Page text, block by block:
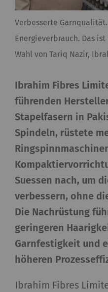
Verbesserte
Energieverbrauch. Das ist
Wahl von Tariq Nazir,
Ibrahim Fibres
führenden
Stapelfasern in
Spindeln, rüstete
Suessen nach, um
verbessern, ohne
Die Nachrüstung
geringeren
Garnfestigkeit und
höheren
Ibrahim Fibres